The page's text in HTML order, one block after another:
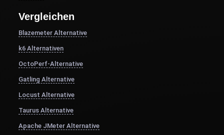
Vergleichen
Blazemeter Alternative
k6 Alternativen
OctoPerf-Alternative
Gatling Alternative
Locust Alternative
Taurus Alternative
Apache JMeter Alternative